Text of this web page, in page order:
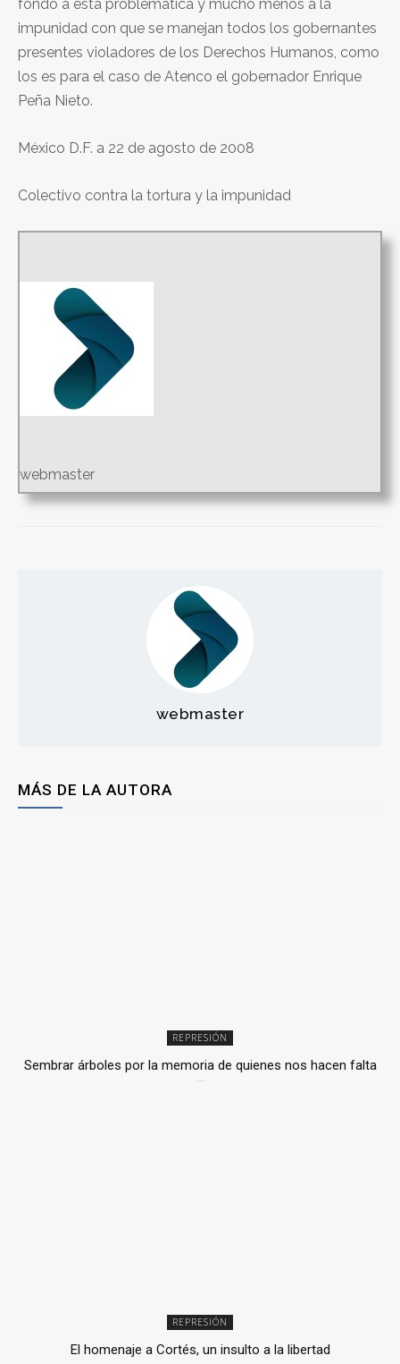
fondo a esta problemática y mucho menos a la
impunidad con que se manejan todos los gobernantes
presentes violadores de los Derechos Humanos, como
los es para el caso de Atenco el gobernador Enrique
Peña Nieto.
México D.F. a 22 de agosto de 2008
Colectivo contra la tortura y la impunidad
webmaster
webmaster
MÁS DE LA AUTORA
REPRESIÓN
Sembrar árboles por la memoria de quienes nos hacen falta
REPRESIÓN
El homenaje a Cortés, un insulto a la libertad